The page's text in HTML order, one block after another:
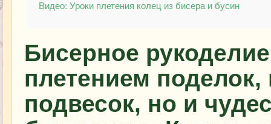
Видео: Уроки плетения колец из бисера и бусин
Бисерное
плетением поделок,
подвесок, но и